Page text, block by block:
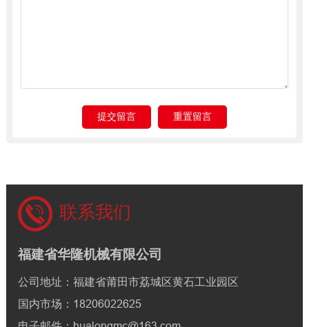
联系我们
福建省华隆机械有限公司
公司地址：福建省莆田市荔城区黄石工业园区
国内市场：18206022625